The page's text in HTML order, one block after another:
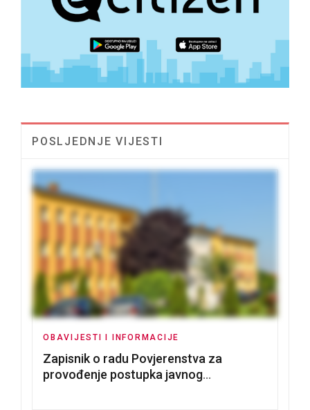
POSLJEDNJE VIJESTI
OBAVIJESTI I INFORMACIJE
Zapisnik o radu Povjerenstva za
provođenje postupka javnog